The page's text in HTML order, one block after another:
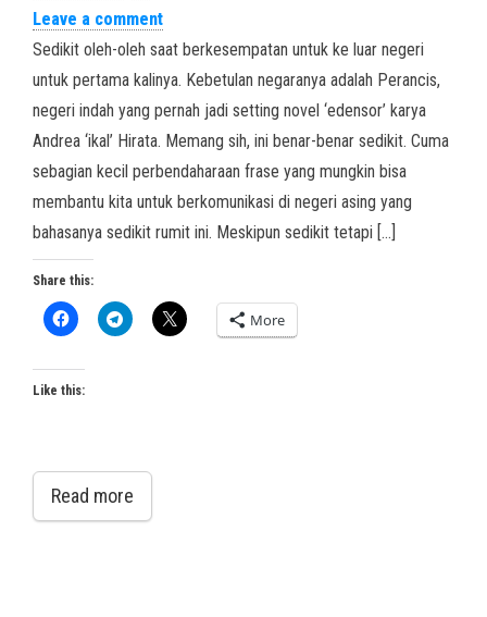
Leave a comment
Sedikit oleh-oleh saat berkesempatan untuk ke luar negeri
untuk pertama kalinya. Kebetulan negaranya adalah Perancis,
negeri indah yang pernah jadi setting novel ‘edensor’ karya
Andrea ‘ikal’ Hirata. Memang sih, ini benar-benar sedikit. Cuma
sebagian kecil perbendaharaan frase yang mungkin bisa
membantu kita untuk berkomunikasi di negeri asing yang
bahasanya sedikit rumit ini. Meskipun sedikit tetapi […]
Share this:
More
Like this:
Read more